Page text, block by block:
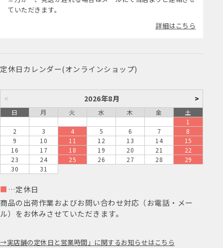
ていただきます。
詳細はこちら
定休日カレンダー(オンラインショップ)
< 2026年8月 >
日 月 火 水 木 金
土
1
2
3 4 5 6 7
8
9
10 11 12 13 14
15
16
17 18 19 20 21
22
23
24 25 26 27 28
29
30
31
■ …定休日
商品の出荷作業およびお問い合わせ対応（お電話・メー
ル）をお休みさせていただきます。
実店舗の定休日と営業時間」に関するお知らせはこちら